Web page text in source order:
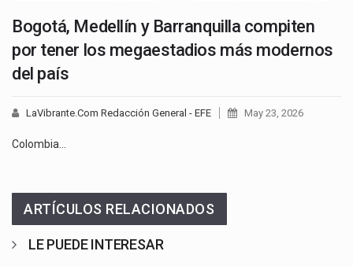
Bogotá, Medellín y Barranquilla compiten
por tener los megaestadios más modernos
del país
LaVibrante.Com Redacción General - EFE May 23, 2026
Colombia…
ARTÍCULOS RELACIONADOS
LE PUEDE INTERESAR